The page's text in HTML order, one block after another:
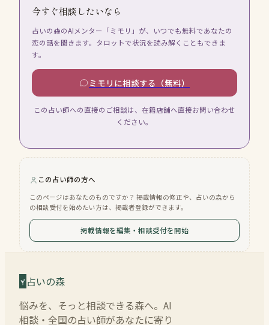
今すぐ相談したいなら
占いの森のAIメンター「ミモリ」が、いつでも無料であなたの
恋の話を聞きます。タロットで状況を読み解くこともできま
す。
ミモリに相談する（無料）
この占い師への直接のご相談は、在籍店舗へ直接お問い合わせ
ください。
この占い師の方へ
このページはあなたのものですか？ 掲載情報の修正や、占いの森から
の相談受付を始めたい方は、掲載者登録ができます。
掲載情報を編集・相談受付を開始
占いの森
悩みを、そっと相談できる森へ。AI
相談・全国の占い師があなたに寄り